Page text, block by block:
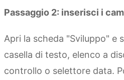
Passaggio 2: inserisci i
Apri la scheda "Sviluppo" e
casella di testo, elenco a
controllo o selettore data.